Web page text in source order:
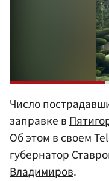
Число
заправке в
Об этом в своем
губернатор
Владимиров.